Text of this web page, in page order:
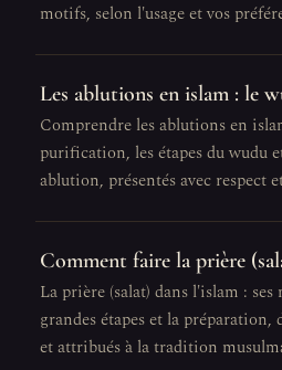
motifs, selon l'usage et vos
Les ablutions en islam : le
Comprendre les ablutions en
purification, les étapes du wudu
ablution, présentés avec respect
Comment faire la prière
La prière (salat) dans l'islam : ses
grandes étapes et la préparation,
et attribués à la tradition